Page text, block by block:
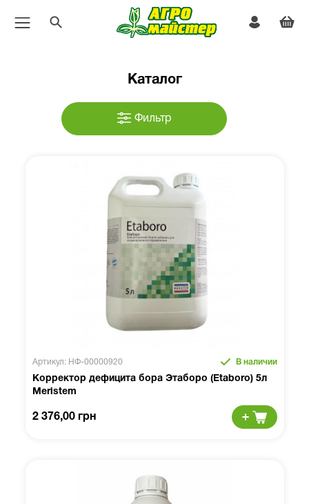
Каталог
Фильтр
Артикул: НФ-00000920 В наличии
Корректор дефицита бора Этаборо (Etaboro) 5л
Meristem
2 376,00 грн